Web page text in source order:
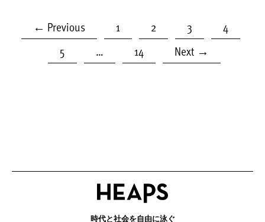
← Previous 1 2 3
4
5
… 14 Next →
時代と社会を自由に泳ぐ